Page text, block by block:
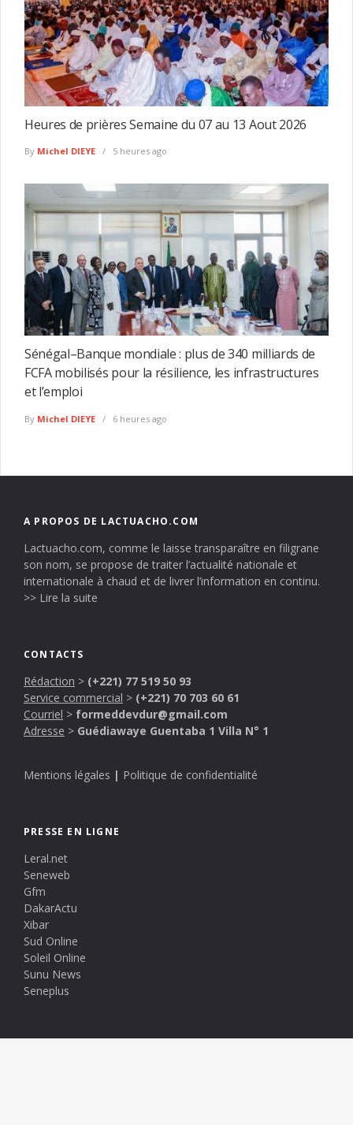
Heures de prières Semaine du 07 au 13 Aout 2026
By Michel DIEYE 5 heures ago
Sénégal–Banque mondiale : plus de 340 milliards de
FCFA mobilisés pour la résilience, les infrastructures
et l’emploi
By Michel DIEYE 6 heures ago
A PROPOS DE LACTUACHO.COM
Lactuacho.com, comme le laisse transparaître en filigrane
son nom, se propose de traiter l’actualité nationale et
internationale à chaud et de livrer l’information en continu.
>> Lire la suite
CONTACTS
Rédaction > (+221) 77 519 50 93
Service commercial > (+221) 70 703 60 61
Courriel > formeddevdur@gmail.com
Adresse > Guédiawaye Guentaba 1 Villa N° 1
Mentions légales | Politique de confidentialité
PRESSE EN LIGNE
Leral.net
Seneweb
Gfm
DakarActu
Xibar
Sud Online
Soleil Online
Sunu News
Seneplus